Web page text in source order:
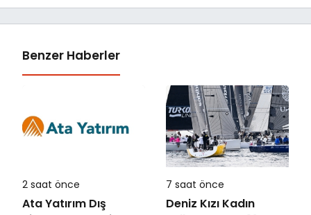
Benzer Haberler
2 saat önce
Ata Yatırım Dış
7 saat önce
Deniz Kızı Kadın